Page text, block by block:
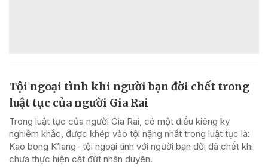
Tội ngoại tình khi người bạn đời chết trong
luật tục của người Gia Rai
Trong luật tục của người Gia Rai, có một điều kiêng kỵ
nghiêm khắc, được khép vào tội nặng nhất trong luật tục là:
Kao bong K’lang- tội ngoại tình với người bạn đời đã chết khi
chưa thực hiện cắt đứt nhân duyên.